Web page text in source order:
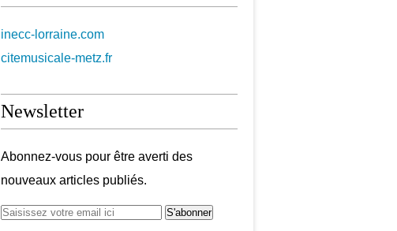
inecc-lorraine.com
citemusicale-metz.fr
Newsletter
Abonnez-vous pour être averti des
nouveaux articles publiés.